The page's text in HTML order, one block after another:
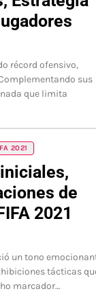
récord ofensivo,
sus
que limita
2021
de
2021
un tono
tácticas
marcador…